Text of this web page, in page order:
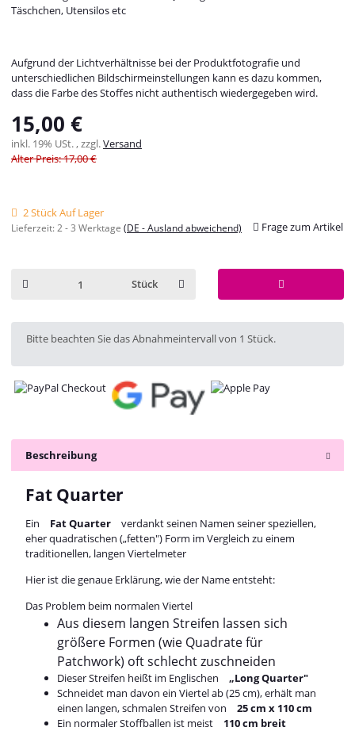
Täschchen, Utensilos etc
Aufgrund der Lichtverhältnisse bei der Produktfotografie und
unterschiedlichen Bildschirmeinstellungen kann es dazu kommen,
dass die Farbe des Stoffes nicht authentisch wiedergegeben wird.
15,00 €
inkl. 19% USt. , zzgl.Versand
Alter Preis: 17,00 €
2 Stück Auf Lager
Lieferzeit:2 - 3 Werktage (DE - Ausland abweichend) Frage zum Artikel
Stück
x
Bitte beachten Sie das Abnahmeintervall von 1 Stück.
Beschreibung
Fat Quarter
Ein Fat Quarterverdankt seinen Namen seiner speziellen,
eher quadratischen („fetten") Form im Vergleich zu einem
traditionellen, langen Viertelmeter
Hier ist die genaue Erklärung, wie der Name entsteht:
Das Problem beim normalen Viertel
Aus diesem langen Streifen lassen sich
größere Formen (wie Quadrate für
Patchwork) oft schlecht zuschneiden
Dieser Streifen heißt im Englischen „Long Quarter"
Schneidet man davon ein Viertel ab (25 cm), erhält man
einen langen, schmalen Streifen von 25 cm x 110 cm
Ein normaler Stoffballen ist meist 110 cm breit